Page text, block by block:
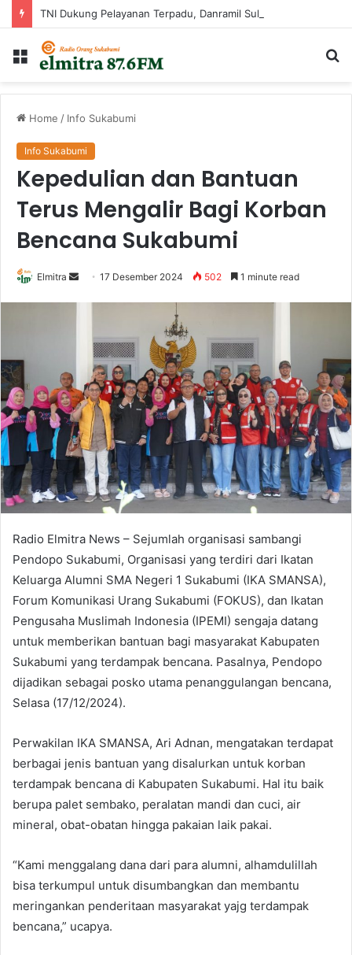
Menu
Home / Info Sukabumi
Info Sukabumi
Kepedulian dan Bantuan
Terus Mengalir Bagi Korban
Bencana Sukabumi
Elmitra
Send17 Desember 2024 502 1 minute read
Radio Elmitra News – Sejumlah organisasi sambangi
Pendopo Sukabumi, Organisasi yang terdiri dari Ikatan
Keluarga Alumni SMA Negeri 1 Sukabumi (IKA SMANSA),
Forum Komunikasi Urang Sukabumi (FOKUS), dan Ikatan
Pengusaha Muslimah Indonesia (IPEMI) sengaja datang
untuk memberikan bantuan bagi masyarakat Kabupaten
Sukabumi yang terdampak bencana. Pasalnya, Pendopo
dijadikan sebagai posko utama penanggulangan bencana,
Selasa (17/12/2024).
Perwakilan IKA SMANSA, Ari Adnan, mengatakan terdapat
berbagai jenis bantuan yang disalurkan untuk korban
terdampak bencana di Kabupaten Sukabumi. Hal itu baik
berupa palet sembako, peralatan mandi dan cuci, air
mineral, obat-obatan hingga pakaian laik pakai.
“Kami menggalang dana dari para alumni, alhamdulillah
bisa terkumpul untuk disumbangkan dan membantu
meringankan penderitaan masyarakat yajg terdampak
bencana,” ucapya.